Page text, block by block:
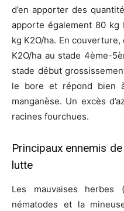
d’en apporter des
apporte également 80 kg
kg K2O/ha. En
K2O/ha au stade 4ème-
stade début
le bore et répond bien
manganèse. Un excès
racines fourchues.
Principaux ennemis
lutte
Les mauvaises herbes
nématodes et la